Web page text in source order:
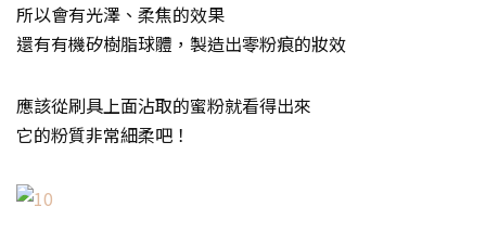
所以會有光澤、柔焦的效果
還有有機矽樹脂球體，製造出零粉痕的妝效
應該從刷具上面沾取的蜜粉就看得出來
它的粉質非常細柔吧！